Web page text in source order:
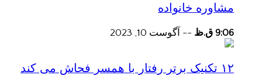
مشاوره خانواده
9:06 ق.ظ -- آگوست 10, 2023
۱۲ تکنیک برتر رفتار با همسر فحاش می کند